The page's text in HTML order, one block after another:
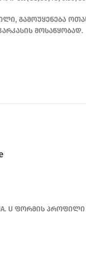
გამოუყენება
მოსაწყობად.
U ფორმის პროფილი